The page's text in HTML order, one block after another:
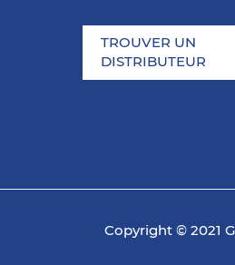
TROUVER UN
DISTRIBUTEUR
Copyright © 2021